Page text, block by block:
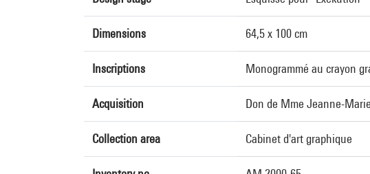
Dimensions 64,5 x 100 cm
Inscriptions Monogrammé au crayon
Acquisition Don de Mme Jeanne-
Collection area Cabinet d'art graphique